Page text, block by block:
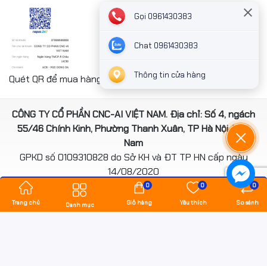
Quét QR để mua hàng nhanh chóng thanh toán công ty
CÔNG TY CỔ PHẦN CNC-AI VIỆT NAM. Địa chỉ: Số 4, ngách
55/46 Chính Kinh, Phường Thanh Xuân, TP Hà Nội, Việt
Nam
GPKD số 0109310828 do Sở KH và ĐT TP HN cấp ngày
14/08/2020
*** Website đã đươc cấp phép của Bộ Công Thương
Bản quyền thuộc vềhancomputer.vn.
Trang chủ Danh mục Giỏ hàng
0
Yêu thích
0
So sánh
0
Gọi 0961430383
Chat 0961430383
Thông tin cửa hàng